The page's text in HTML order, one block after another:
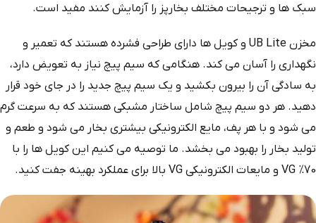
سبک ها و ترجیحات مختلف بخارپز را آزمایش کنند مفید است.
مخزن UB Lite و کویل ها دارای طراحی فشرده هستند که تعمیر و
نگهداری را آسان می کند. هنگامی که سیم پیچ نیاز به تعویض دارد،
به سادگی آن را بیرون بکشید و یک سیم پیچ جدید را در جای خود قرار
دهید. هر دو سیم پیچ شامل ساختار مشبکی هستند که به سرعت گرم
می شود و با هر پف، مایع الکترونیکی بیشتری بخار می شود و طعم و
تولید بخار را بهبود می بخشد. ما توصیه می کنیم این کویل ها را با
70% VG و مایعات الکترونیکی VG بالا برای عملکرد بهینه جفت کنید.